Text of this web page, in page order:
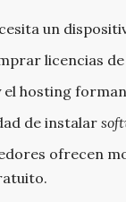
un
licencias
el hosting
de instalar
ofrecen